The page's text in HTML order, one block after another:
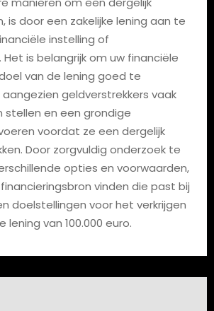
is door een zakelijke lening aan te
instelling of
is belangrijk om uw financiële
van de lening goed te
geldverstrekkers vaak
stellen en een grondige
voordat ze een dergelijk
Door zorgvuldig onderzoek te
opties en voorwaarden,
vinden die past bij
doelstellingen voor het verkrijgen
lening van 100.000 euro.